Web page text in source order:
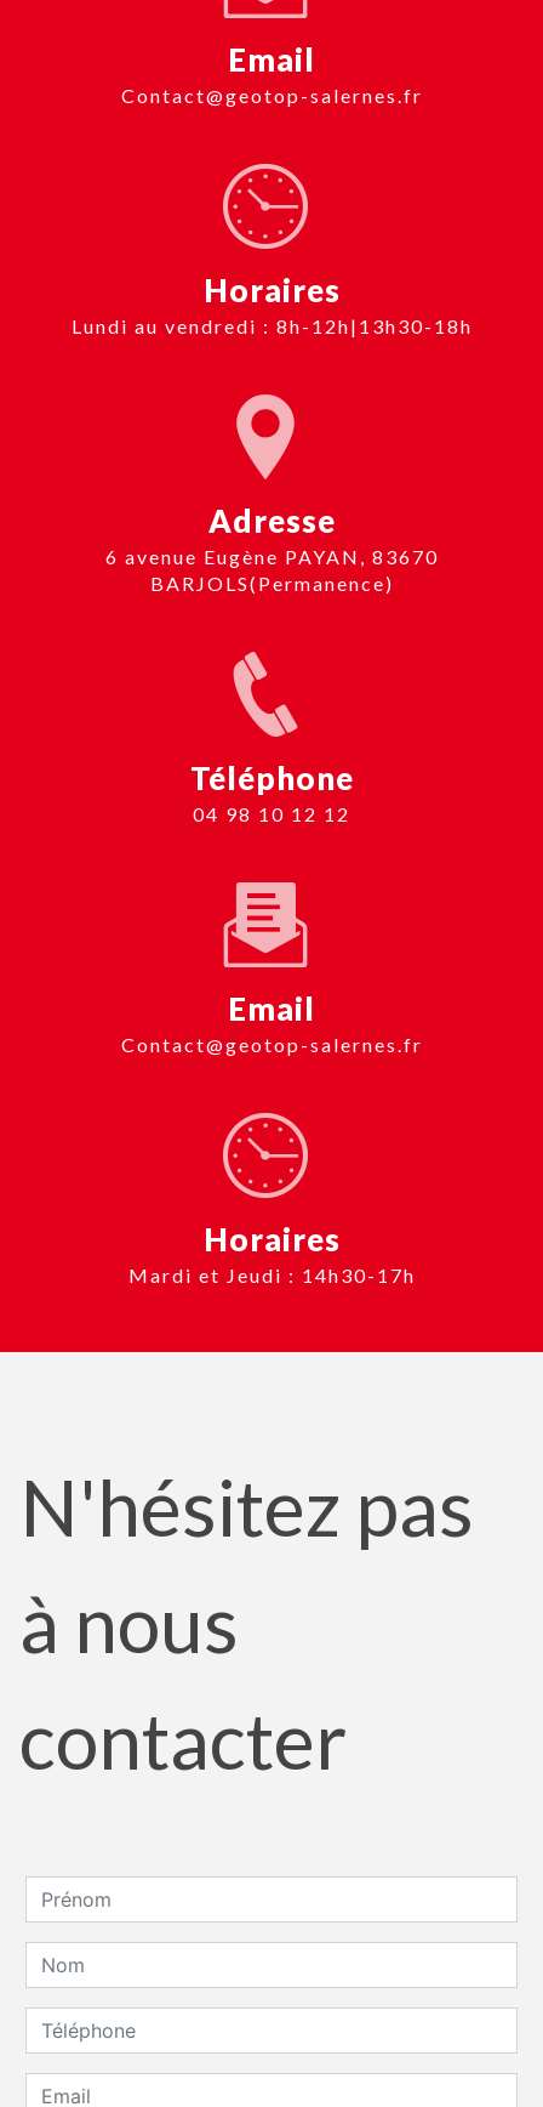
Email
contact@geotop-salernes.fr
Horaires
Lundi au vendredi : 8h-12h|13h30-18h
Adresse
6 avenue Eugène PAYAN, 83670
BARJOLS(Permanence)
Téléphone
04 98 10 12 12
Email
contact@geotop-salernes.fr
Horaires
Mardi et Jeudi : 14h30-17h
N'hésitez pas
à nous
contacter